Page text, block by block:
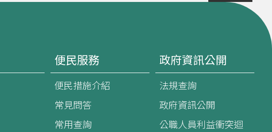
便民服務
便民措施介紹
常見問答
常用查詢
政府資訊公開
法規查詢
政府資訊公開
公職人員利益衝突迴